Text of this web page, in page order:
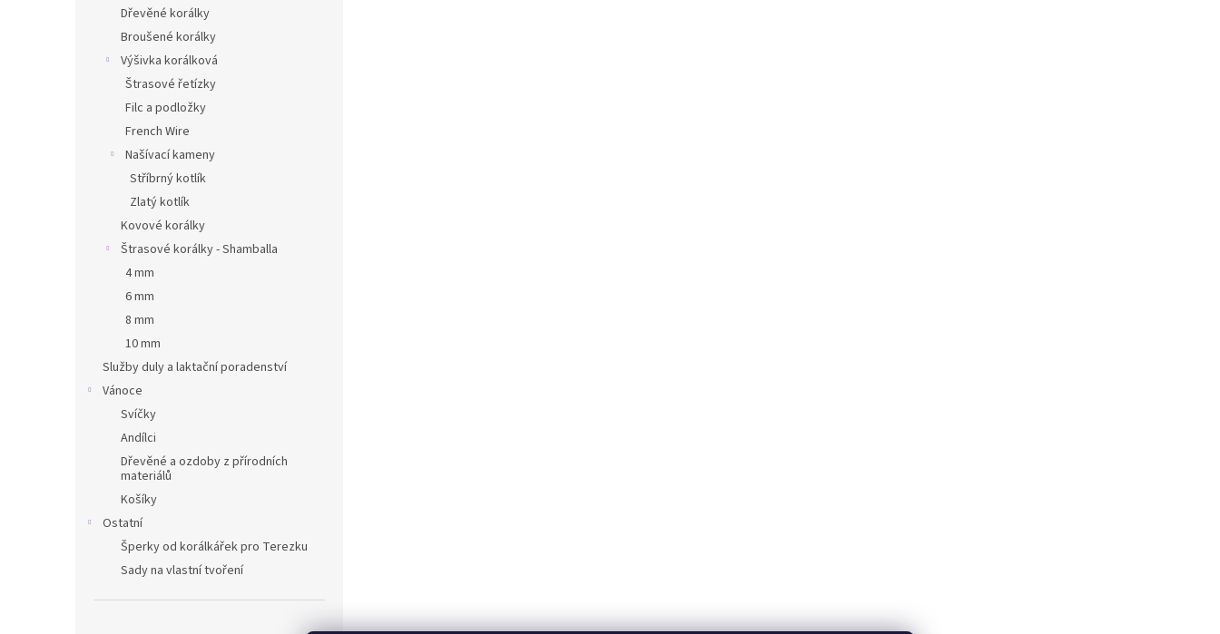
Dřevěné korálky
Broušené korálky
Výšivka korálková
Štrasové řetízky
Filc a podložky
French Wire
Našívací kameny
Stříbrný kotlík
Zlatý kotlík
Kovové korálky
Štrasové korálky - Shamballa
4 mm
6 mm
8 mm
10 mm
Služby duly a laktační poradenství
Vánoce
Svíčky
Andílci
Dřevěné a ozdoby z přírodních
materiálů
Košíky
Ostatní
Šperky od korálkářek pro Terezku
Sady na vlastní tvoření